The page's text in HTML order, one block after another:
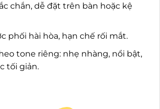
chắn, dễ đặt trên bàn hoặc kệ
phối hài hòa, hạn chế rối mắt.
tone riêng: nhẹ nhàng, nổi bật,
tối giản.